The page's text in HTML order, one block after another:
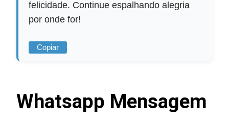
felicidade. Continue espalhando alegria
por onde for!
Copiar
Whatsapp Mensagem